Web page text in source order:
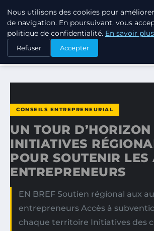
TUEZ-LES TOUS
ACCUEIL
CONSEILS ENTREPRENEURIAL
UN TOUR D’HORIZON DES INITIATIVES
CONSEILS ENTREPRENEURIAL
UN TOUR D’HORIZON
INITIATIVES
POUR SOUTENIR LES
ENTREPRENEURS
EN BREF Soutien régional aux
entrepreneurs Accès à
chaque territoire Initiatives des
Nous utilisons des cookies pour
de navigation. En poursuivant, vous
politique de confidentialité. En savoir plus
Refuser Accepter